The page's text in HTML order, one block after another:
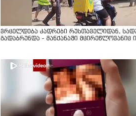
ვრცელდება კადრები რუსთაველიდან,
გადაბრუნდა - მანქანაში მცირეწლოვანიც